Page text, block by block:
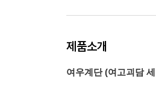
제품소개
여우계단 (여고괴담